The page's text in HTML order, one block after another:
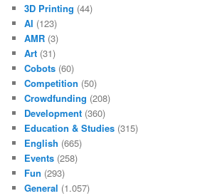
3D Printing (44)
AI (123)
AMR (3)
Art (31)
Cobots (60)
Competition (50)
Crowdfunding (208)
Development (360)
Education & Studies (315)
English (665)
Events (258)
Fun (293)
General (1.057)